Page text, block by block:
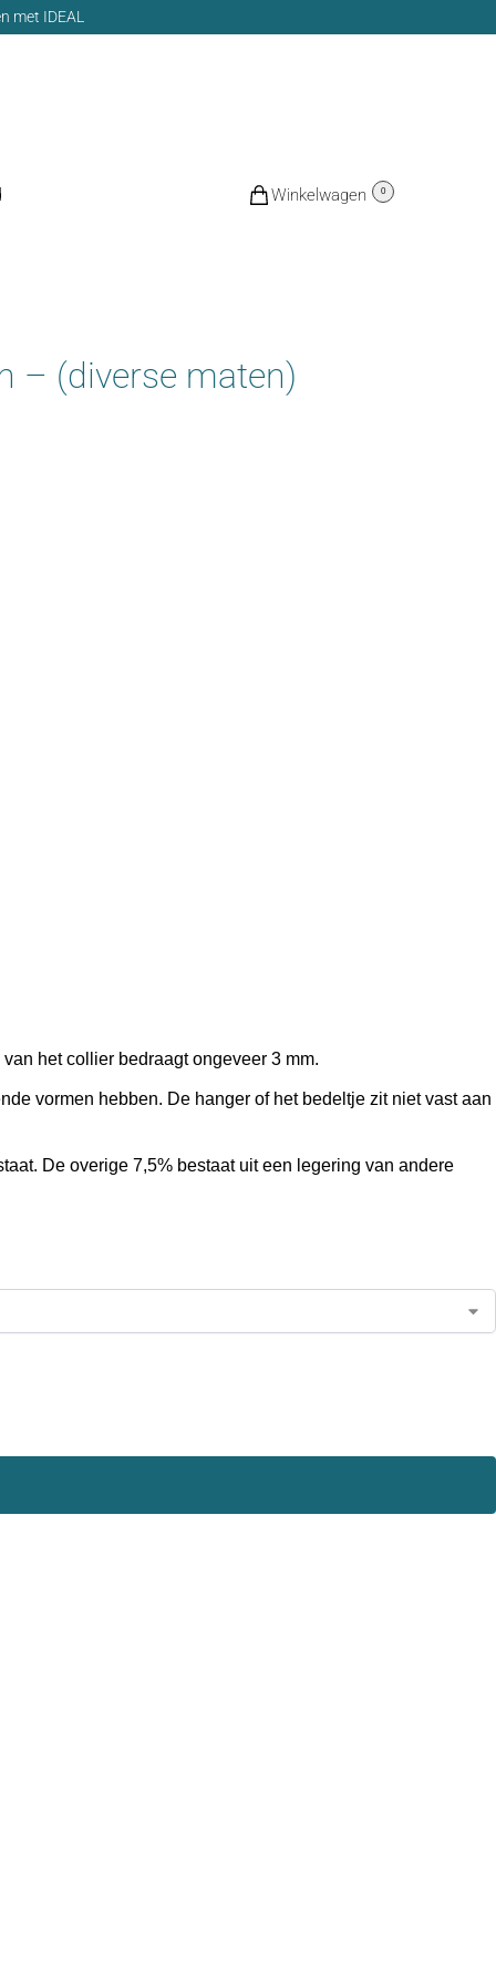
met IDEAL
0
– (diverse maten)
het collier bedraagt ongeveer 3 mm.
vormen hebben. De hanger of het bedeltje zit niet vast aan
De overige 7,5% bestaat uit een legering van andere